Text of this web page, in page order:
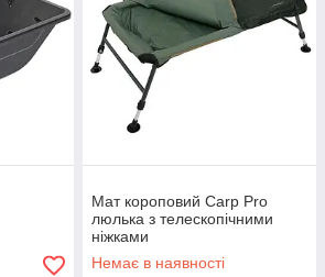
Мат короповий Carp Pro
люлька з телескопічними
ніжками
Немає в наявності